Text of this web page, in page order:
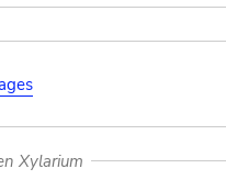
Xylarium